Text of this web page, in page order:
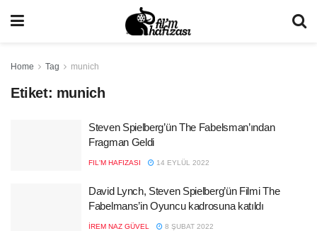
Home Tag munich
Etiket: munich
Steven Spielberg’ün The Fabelsman’ından
Fragman Geldi
FIL'M HAFIZASI 14 EYLÜL 2022
David Lynch, Steven Spielberg’ün Filmi The
Fabelmans’in Oyuncu kadrosuna katıldı
İREM NAZ GÜVEL 8 ŞUBAT 2022